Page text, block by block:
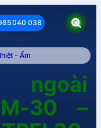
040 038
- Ẩm
30 –